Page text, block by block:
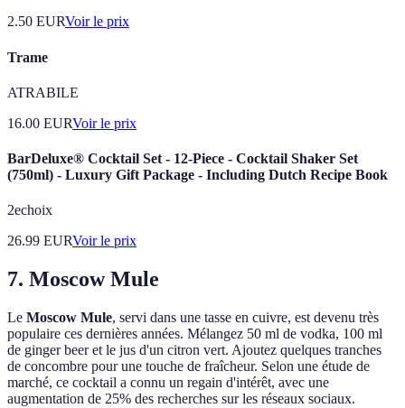
2.50 EURVoir le prix
Trame
ATRABILE
16.00 EURVoir le prix
BarDeluxe® Cocktail Set - 12-Piece - Cocktail Shaker Set
(750ml) - Luxury Gift Package - Including Dutch Recipe Book
2echoix
26.99 EURVoir le prix
7. Moscow Mule
Le Moscow Mule, servi dans une tasse en cuivre, est devenu très
populaire ces dernières années. Mélangez 50 ml de vodka, 100 ml
de ginger beer et le jus d'un citron vert. Ajoutez quelques tranches
de concombre pour une touche de fraîcheur. Selon une étude de
marché, ce cocktail a connu un regain d'intérêt, avec une
augmentation de 25% des recherches sur les réseaux sociaux.